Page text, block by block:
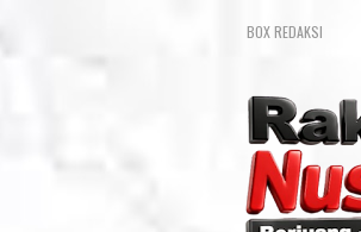
BOX REDAKSI